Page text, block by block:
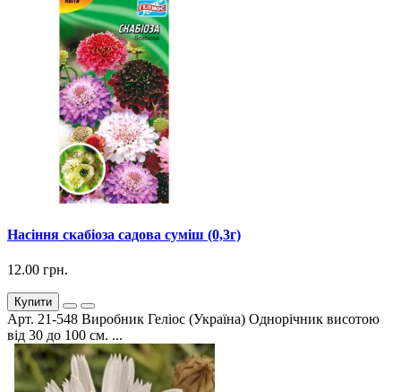
Насіння скабіоза садова суміш (0,3г)
12.00 грн.
Купити
Арт. 21-548 Виробник Геліос (Україна) Однорічник висотою
від 30 до 100 см. ...